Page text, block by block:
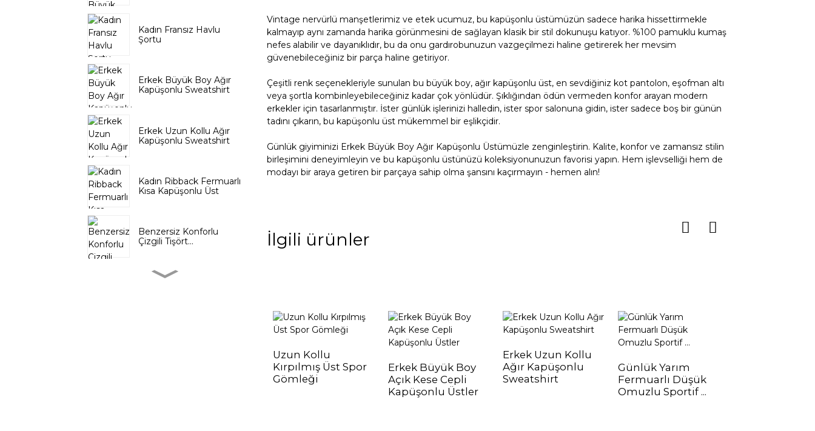
Kadın Fransız Havlu
Şortu
Erkek Büyük Boy Ağır
Kapüşonlu Sweatshirt
Erkek Uzun Kollu Ağır
Kapüşonlu Sweatshirt
Kadın Ribback Fermuarlı
Kısa Kapüşonlu Üst
Benzersiz Konforlu
Çizgili Tişört...
BÜYÜYEN
TEK DURAK HİZMETİ
veya
01
Tasarım
02 Özel Kumaş
farklı gereksinimleri karşılamak için yeni kumaşlar geliştirmek için büyük çaba sarf ediyoruz
Vintage nervürlü manşetlerimiz ve etek ucumuz, bu kapüşonlu üstümüzün sadece harika hissettirmekle
kalmayıp aynı zamanda harika görünmesini de sağlayan klasik bir stil dokunuşu katıyor. %100 pamuklu kumaş
nefes alabilir ve dayanıklıdır, bu da onu gardırobunuzun vazgeçilmezi haline getirerek her mevsim
güvenebileceğiniz bir parça haline getiriyor.
Çeşitli renk seçenekleriyle sunulan bu büyük boy, ağır kapüşonlu üst, en sevdiğiniz kot pantolon, eşofman altı
veya şortla kombinleyebileceğiniz kadar çok yönlüdür. Şıklığından ödün vermeden konfor arayan modern
erkekler için tasarlanmıştır. İster günlük işlerinizi halledin, ister spor salonuna gidin, ister sadece boş bir günün
tadını çıkarın, bu kapüşonlu üst mükemmel bir eşlikçidir.
Günlük giyiminizi Erkek Büyük Boy Ağır Kapüşonlu Üstümüzle zenginleştirin. Kalite, konfor ve zamansız stilin
birleşimini deneyimleyin ve bu kapüşonlu üstünüzü koleksiyonunuzun favorisi yapın. Hem işlevselliği hem de
modayı bir araya getiren bir parçaya sahip olma şansını kaçırmayın - hemen alın!
İlgili ürünler
Uzun Kollu
Kırpılmış Üst Spor
Gömleği
Erkek Büyük Boy
Açık Kese Cepli
Kapüşonlu Üstler
Erkek Uzun Kollu
Ağır Kapüşonlu
Sweatshirt
Günlük Yarım
Fermuarlı Düşük
Omuzlu Sportif ...